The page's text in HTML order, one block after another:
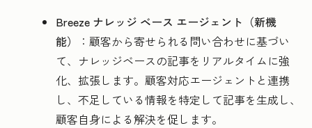
Breeze ナレッジ ベース エージェント（新機
能）
：顧客から寄せられる問い合わせに基づい
て、ナレッジベースの記事をリアルタイムに強
化、拡張します。顧客対応エージェントと連携
し、不足している情報を特定して記事を生成し、
顧客自身による解決を促します。